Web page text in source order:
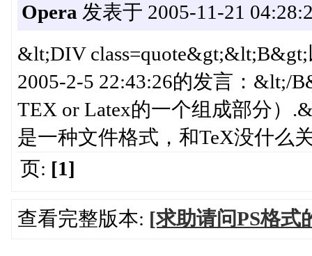
Opera 发表于 2005-11-21
&lt;DIV
2005-2-5 22:43:26的发言：&lt;/
TEX or Latex的一个组成部分）
是一种文件格式，和TeX没什么
页: [1]
查看完整版本: [求助请问PS格式